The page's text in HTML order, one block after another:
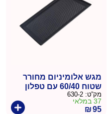
מגש אלומיניום מחורר
שטוח 60/40 עם טפלון
מק”ט: 630-2
37 במלאי
₪95